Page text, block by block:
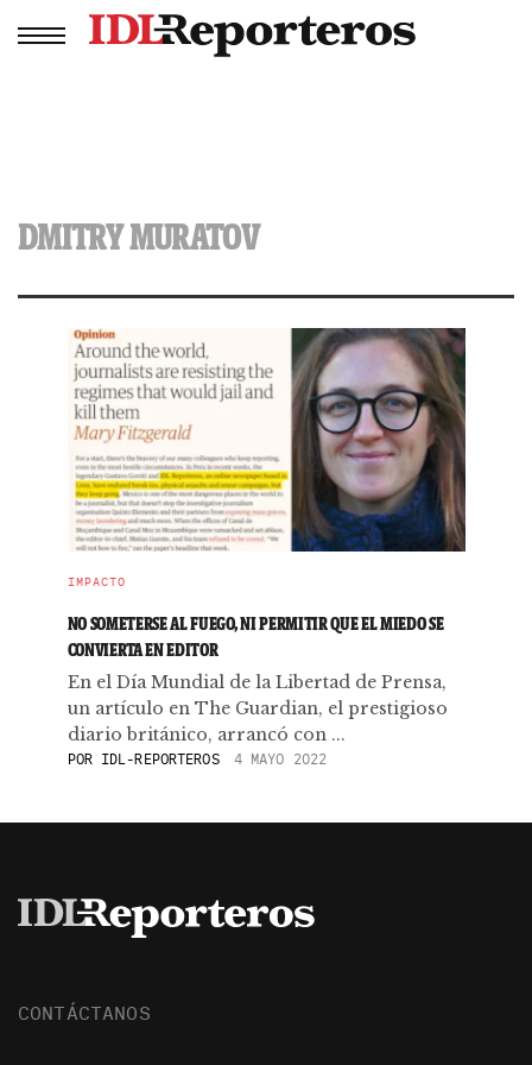
DMITRY MURATOV
IMPACTO
NO SOMETERSE AL FUEGO, NI PERMITIR QUE EL MIEDO SE
CONVIERTA EN EDITOR
En el Día Mundial de la Libertad de Prensa,
un artículo en The Guardian, el prestigioso
diario británico, arrancó con ...
POR IDL-REPORTEROS 4 MAYO 2022
CONTÁCTANOS